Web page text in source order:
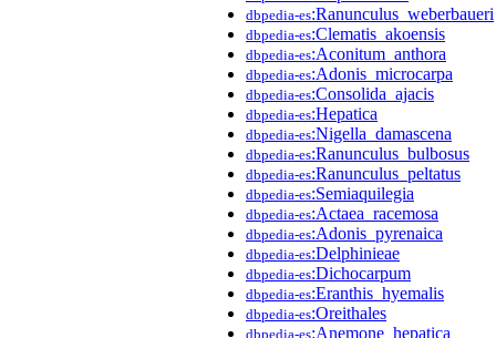
dbpedia-es:Ranunculus_weberbaueri
dbpedia-es:Clematis_akoensis
dbpedia-es:Aconitum_anthora
dbpedia-es:Adonis_microcarpa
dbpedia-es:Consolida_ajacis
dbpedia-es:Hepatica
dbpedia-es:Nigella_damascena
dbpedia-es:Ranunculus_bulbosus
dbpedia-es:Ranunculus_peltatus
dbpedia-es:Semiaquilegia
dbpedia-es:Actaea_racemosa
dbpedia-es:Adonis_pyrenaica
dbpedia-es:Delphinieae
dbpedia-es:Dichocarpum
dbpedia-es:Eranthis_hyemalis
dbpedia-es:Oreithales
dbpedia-es:Anemone_hepatica